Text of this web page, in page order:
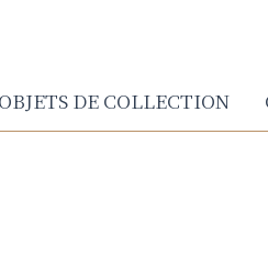
DE COLLECTION